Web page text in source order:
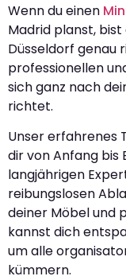
Wenn du einen
Madrid planst, bist
Düsseldorf genau
professionellen
sich ganz nach
richtet.
Unser erfahrenes
dir von Anfang bis
langjährigen
reibungslosen
deiner Möbel und
kannst dich
um alle
kümmern.